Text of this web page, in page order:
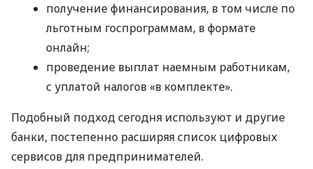
получение финансирования, в том числе по
льготным госпрограммам, в формате
онлайн;
проведение выплат наемным работникам,
с уплатой налогов «в комплекте».
Подобный подход сегодня используют и другие
банки, постепенно расширяя список цифровых
сервисов для предпринимателей.